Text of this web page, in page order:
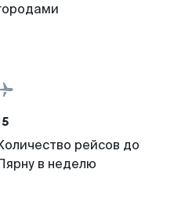
рейсов до
в неделю